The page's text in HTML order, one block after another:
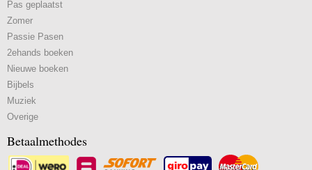
Pas geplaatst
Zomer
Passie Pasen
2ehands boeken
Nieuwe boeken
Bijbels
Muziek
Overige
Betaalmethodes